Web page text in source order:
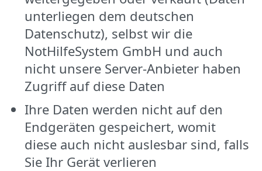
unterliegen dem deutschen
Datenschutz), selbst wir die
NotHilfeSystem GmbH und auch
nicht unsere Server-Anbieter haben
Zugriff auf diese Daten
Ihre Daten werden nicht auf den
Endgeräten gespeichert, womit
diese auch nicht auslesbar sind, falls
Sie Ihr Gerät verlieren